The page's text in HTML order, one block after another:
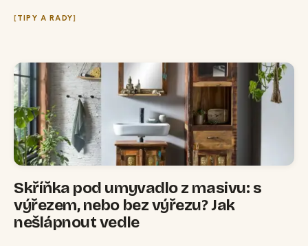
TIPY A RADY
Skříňka pod umyvadlo z masivu: s
výřezem, nebo bez výřezu? Jak
nešlápnout vedle